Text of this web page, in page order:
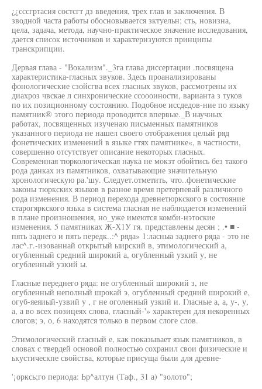
¿¿сссгртасия состсгт дз введения, трех глав и заключения. В
зводной часта работы обосновывается зктуельн; сть, новизна,
цела, задача, метода, научно-практическое значение исследования,
дается список источников и характеризуются принципы
транскрипции.
Дервая глава - "Вокализм"._3га глава диссертации .посвящена
характеристика-гласных звуков. Здесь проанализированы
фонологические сзойсгва всех гласных звуков, рассмотрены их
диахроз чвскае л синхронические ссоооиности, варианта з туков
по их позиционному состоянию. Подобное иссдедов-ние по языку
памятник® этого периода проводится впервые._В научных
работах, посвященных изученаю письменных памятников
указанного периода не нашел своего отображения целый ряд
фонетических изменений в языке гтях памятнике«, в частности,
совершенно отсутствует описание некоторых гласных.
Современная тюркологическая наука не мокзт обойтись без такого
рода данках из памятников, охватывающие значительную
хронологическую ра.'шу. Следует.отметить, что..фонетические
законы тюркских языков в разное время претерпевай различного
рода изменения. В период перехода древнетюркского в состояние
старогяркского язька в система гласная не наблюдается изменений
в плане произношения, но_уже имеются комби-нэтоские
изменения. 5 памятниках Ж-Х1У гя. представлены десян ; .• ■ -
пять заднего и пять передк..:^ ряда» 1:ласныа заднего ряда - это не
лас^.г.-изованнай открытый ыирский в, этимологический а,
огубленный средний широкий а, огубленный узкий у, не
огубленный узкий ы.
Гласные переднего ряда: не огубленный широкий з, не
огубленный неполный шрокай э, огубленный средний широкий е,
огуб-яеяиый-узвий у , г не оголенный узкий и. Гласные а, а, у-, у,
а, а во всех позицеях слова, гласный-'» характерен для некоренных
слогов; э, о, 6 находятся только в первом слоге слов.
Этимологический гласный е, как показывает язык памятников, в
словах с твердей основой полностью сохранил свои физические и
ькустическпе свойства, которые присуща были для древне-
'¡орксь;го периода: Ьр^алтун (Таф., 31 а) "золото";